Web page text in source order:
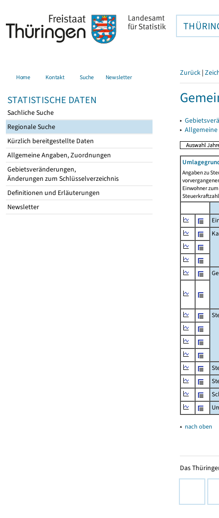
Home Kontakt Suche Newsletter
STATISTISCHE DATEN
Sachliche Suche
Regionale Suche
Kürzlich bereitgestellte Daten
Allgemeine Angaben, Zuordnungen
Gebietsveränderungen,
Änderungen zum Schlüsselverzeichnis
Definitionen und Erläuterungen
Newsletter
Zurück |
▸
▸
Angaben zu
Einwohner
▴ nach oben
Das